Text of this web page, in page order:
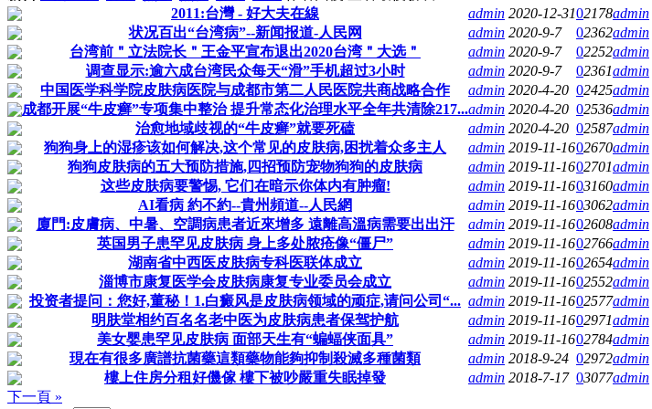
2011:台灣 - 好大夫在線
admin 2020-12-3102178admin
状况百出“台湾病”--新闻报道-人民网
admin 2020-9-7 02362admin
台湾前＂立法院长＂王金平宣布退出2020台湾＂大选＂
admin 2020-9-7 02252admin
调查显示:逾六成台湾民众每天“滑”手机超过3小时
admin 2020-9-7 02361admin
中国医学科学院皮肤病医院与成都市第二人民医院共商战略合作
admin 2020-4-20 02425admin
成都开展“牛皮癣”专项集中整治 提升常态化治理水平全年共清除217...admin 2020-4-20 02536admin
治愈地域歧视的“牛皮癣”就要死磕
admin 2020-4-20 02587admin
狗狗身上的湿疹该如何解决,这个常见的皮肤病,困扰着众多主人
admin 2019-11-1602670admin
狗狗皮肤病的五大预防措施,四招预防宠物狗狗的皮肤病
admin 2019-11-1602701admin
这些皮肤病要警惕, 它们在暗示你体内有肿瘤!
admin 2019-11-1603160admin
AI看病 約不約--貴州頻道--人民網
admin 2019-11-1603062admin
廈門:皮膚病、中暑、空調病患者近來增多 遠離高溫病需要出出汗
admin 2019-11-1602608admin
英国男子患罕见皮肤病 身上多处脓疮像“僵尸”
admin 2019-11-1602766admin
湖南省中西医皮肤病专科医联体成立
admin 2019-11-1602654admin
淄博市康复医学会皮肤病康复专业委员会成立
admin 2019-11-1602552admin
投资者提问：您好,董秘！1.白癜风是皮肤病领域的顽症,请问公司“... admin 2019-11-1602577admin
明肤堂相约百名名老中医为皮肤病患者保驾护航
admin 2019-11-1602971admin
美女婴患罕见皮肤病 面部天生有“蝙蝠侠面具”
admin 2019-11-1602784admin
現在有很多廣譜抗菌藥這類藥物能夠抑制殺滅多種菌類
admin 2018-9-24 02972admin
樓上住房分租好僟傢 樓下被吵嚴重失眠掉發
admin 2018-7-17 03077admin
下一頁 »